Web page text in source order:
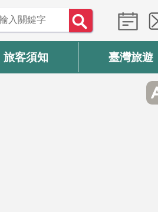
旅客須知 臺灣旅遊